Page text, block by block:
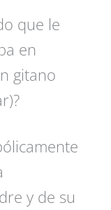
que le
en
gitano
y de su